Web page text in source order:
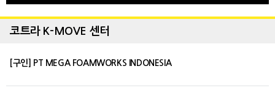
코트라 K-MOVE 센터
[구인] PT MEGA FOAMWORKS INDONESIA